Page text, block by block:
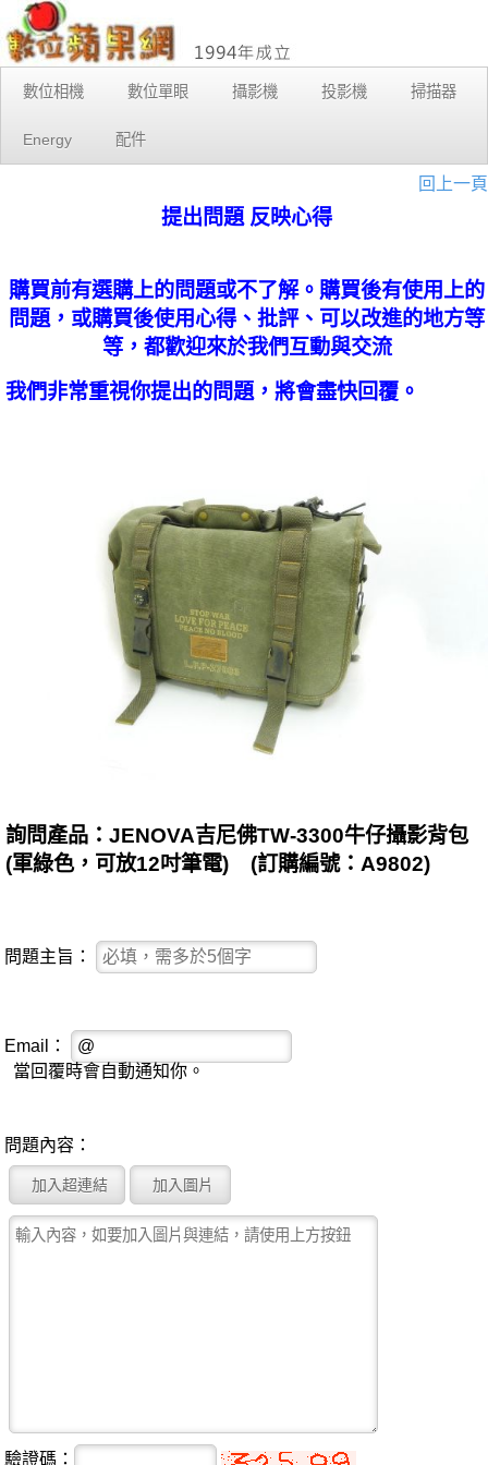
數位相機 數位單眼 攝影機 投影機 掃描器
Energy 配件
回上一頁
提出問題 反映心得
購買前有選購上的問題或不了解。購買後有使用上的
問題，或購買後使用心得、批評、可以改進的地方等
等，都歡迎來於我們互動與交流
我們非常重視你提出的問題，將會盡快回覆。
詢問產品：JENOVA吉尼佛TW-3300牛仔攝影背包
(軍綠色，可放12吋筆電) (訂購編號：A9802)
問題主旨：
Email：
當回覆時會自動通知你。
問題內容：
驗證碼：